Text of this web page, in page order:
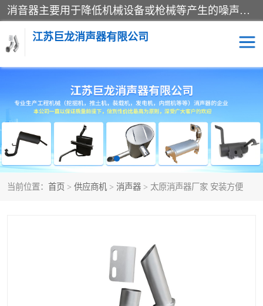
消音器主要用于降低机械设备或枪械等产生的噪声。它通过阻尼或增加排气面积来降低排气速度和功率，从而降低噪声。常见的消音器类型包括阻性消声器、抗性消声器、共振消声器以及阻抗复合式消声器等。这些消音器各有特点，适用于不同频率的噪声消除。
江苏巨龙消声器有限公司
当前位置： 首页 > 供应商机 > 消声器 > 太原消声器厂家 安装方便
消声器